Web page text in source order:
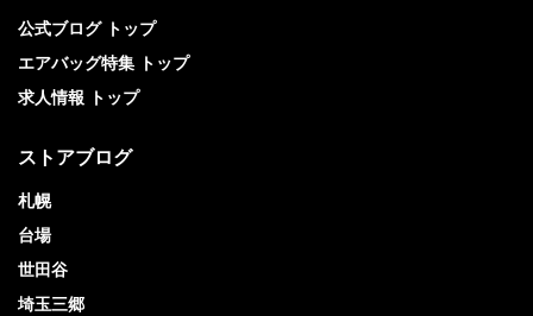
公式ブログ トップ
エアバッグ特集 トップ
求人情報 トップ
ストアブログ
札幌
台場
世田谷
埼玉三郷